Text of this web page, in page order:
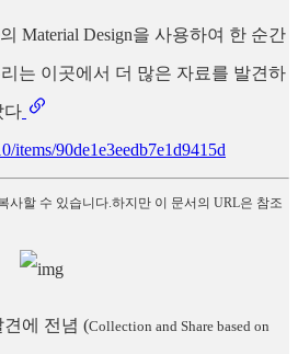
Material Design을 사용하여 한 순간
는 이곳에서 더 많은 자료를 발견하
다
items/90de1e3eedb7e1d9415d
사할 수 있습니다.하지만 이 문서의 URL은 참조
에 전념 (Collection and Share based on